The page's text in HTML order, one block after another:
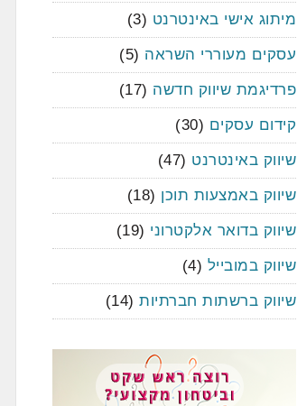
מיתוג אישי באינטרנט (3)
עסקים מעוררי השראה (5)
פרדיגמת שיווק חדשה (17)
קידום עסקים (30)
שיווק באינטרנט (47)
שיווק באמצעות תוכן (18)
שיווק בדואר אלקטרוני (19)
שיווק במובייל (4)
שיווק ברשתות חברתיות (14)